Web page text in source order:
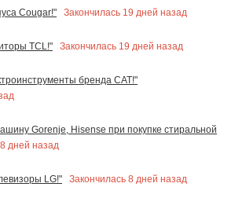
Cougar!"
Закончилась 19 дней назад
TCL!"
Закончилась 19 дней назад
бренда CAT!"
Gorenje, Hisense при покупке стиральной
8 дней назад
LG!"
Закончилась 8 дней назад